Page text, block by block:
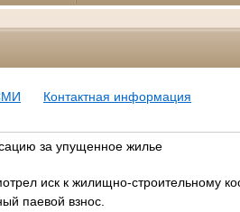
Контактная информация
за упущенное жилье
иск к жилищно-строительному
паевой взнос.